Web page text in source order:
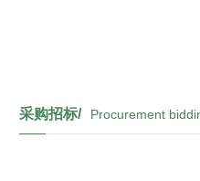
采购招标/ Procurement